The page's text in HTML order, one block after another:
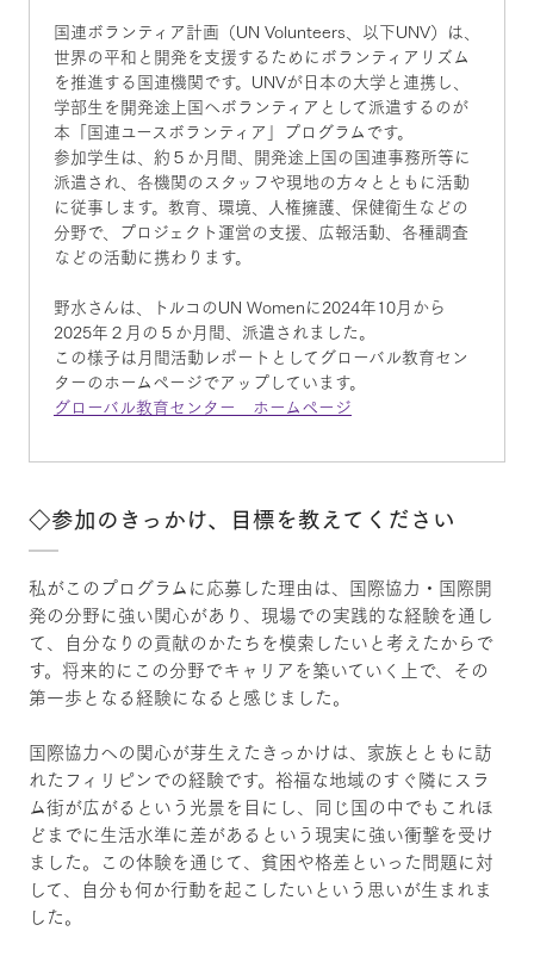
国連ボランティア計画（UN Volunteers、以下UNV）は、
世界の平和と開発を支援するためにボランティアリズム
を推進する国連機関です。UNVが日本の大学と連携し、
学部生を開発途上国へボランティアとして派遣するのが
本「国連ユースボランティア」プログラムです。
参加学生は、約５か月間、開発途上国の国連事務所等に
派遣され、各機関のスタッフや現地の方々とともに活動
に従事します。教育、環境、人権擁護、保健衛生などの
分野で、プロジェクト運営の支援、広報活動、各種調査
などの活動に携わります。
野水さんは、トルコのUN Womenに2024年10月から
2025年２月の５か月間、派遣されました。
この様子は月間活動レポートとしてグローバル教育セン
ターのホームページでアップしています。
グローバル教育センター ホームページ
◇参加のきっかけ、目標を教えてください
私がこのプログラムに応募した理由は、国際協力・国際開
発の分野に強い関心があり、現場での実践的な経験を通し
て、自分なりの貢献のかたちを模索したいと考えたからで
す。将来的にこの分野でキャリアを築いていく上で、その
第一歩となる経験になると感じました。
国際協力への関心が芽生えたきっかけは、家族とともに訪
れたフィリピンでの経験です。裕福な地域のすぐ隣にスラ
ム街が広がるという光景を目にし、同じ国の中でもこれほ
どまでに生活水準に差があるという現実に強い衝撃を受け
ました。この体験を通じて、貧困や格差といった問題に対
して、自分も何か行動を起こしたいという思いが生まれま
した。